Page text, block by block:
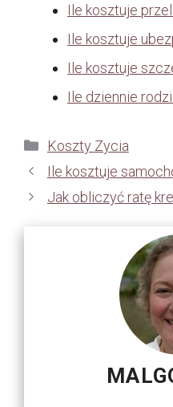
Ile kosztuje
Ile kosztuje
Ile kosztuje
Ile dziennie
Kategorie
Koszty Zycia
Ile kosztuje
Jak obliczyć ratę